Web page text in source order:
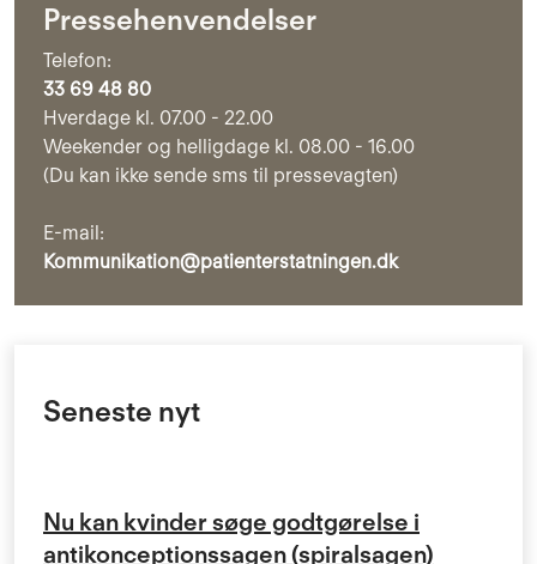
Pressehenvendelser
Telefon:
33 69 48 80
Hverdage kl. 07.00 - 22.00
Weekender og helligdage kl. 08.00 - 16.00
(Du kan ikke sende sms til pressevagten)
E-mail:
Kommunikation@patienterstatningen.dk
Seneste nyt
Nu kan kvinder søge godtgørelse i
antikonceptionssagen (spiralsagen)